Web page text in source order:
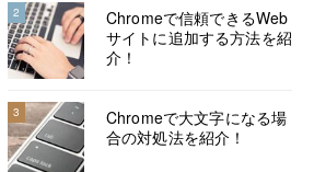
2
Chromeで信頼できるWeb
サイトに追加する方法を紹
介！
3
Chromeで大文字になる場
合の対処法を紹介！